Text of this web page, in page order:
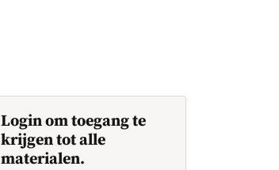
Login om toegang te
krijgen tot alle
materialen.